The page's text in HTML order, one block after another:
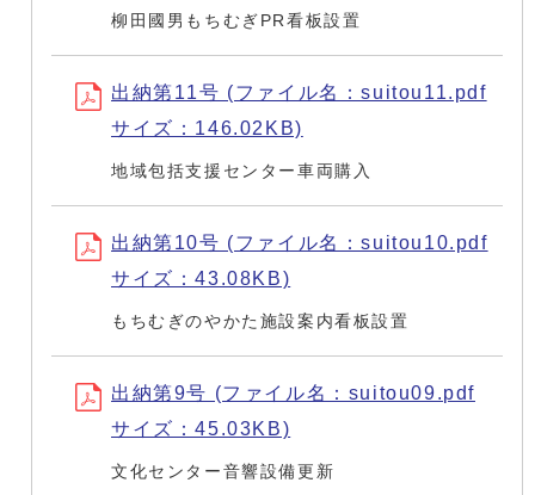
柳田國男もちむぎPR看板設置
出納第11号 (ファイル名：suitou11.pdf
サイズ：146.02KB)
地域包括支援センター車両購入
出納第10号 (ファイル名：suitou10.pdf
サイズ：43.08KB)
もちむぎのやかた施設案内看板設置
出納第9号 (ファイル名：suitou09.pdf
サイズ：45.03KB)
文化センター音響設備更新